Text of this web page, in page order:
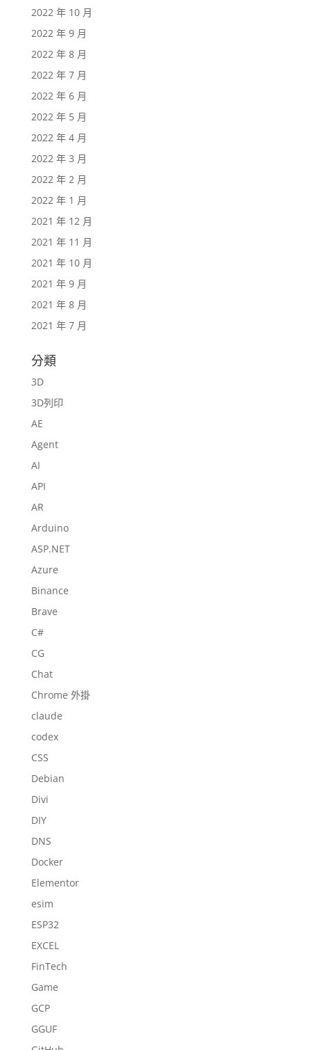
2022 年 10 月
2022 年 9 月
2022 年 8 月
2022 年 7 月
2022 年 6 月
2022 年 5 月
2022 年 4 月
2022 年 3 月
2022 年 2 月
2022 年 1 月
2021 年 12 月
2021 年 11 月
2021 年 10 月
2021 年 9 月
2021 年 8 月
2021 年 7 月
分類
3D
3D列印
AE
Agent
AI
API
AR
Arduino
ASP.NET
Azure
Binance
Brave
C#
CG
Chat
Chrome 外掛
claude
codex
CSS
Debian
Divi
DIY
DNS
Docker
Elementor
esim
ESP32
EXCEL
FinTech
Game
GCP
GGUF